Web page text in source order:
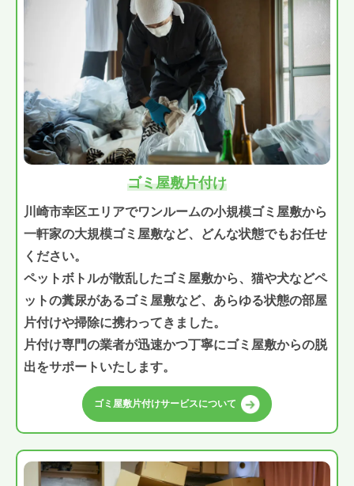
ゴミ屋敷片付け
川崎市幸区エリアでワンルームの小規模ゴミ屋敷から
一軒家の大規模ゴミ屋敷など、どんな状態でもお任せ
ください。
ペットボトルが散乱したゴミ屋敷から、猫や犬などペ
ットの糞尿があるゴミ屋敷など、あらゆる状態の部屋
片付けや掃除に携わってきました。
片付け専門の業者が迅速かつ丁寧にゴミ屋敷からの脱
出をサポートいたします。
ゴミ屋敷片付けサービスについて